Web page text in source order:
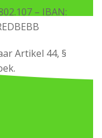
– IBAN:
Artikel 44, §